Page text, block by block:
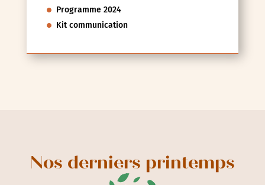
Programme 2024
Kit communication
Nos derniers printemps